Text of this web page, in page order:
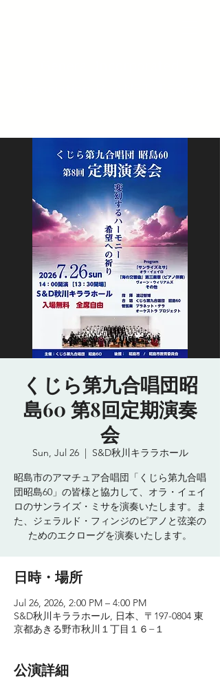
くじら第九合唱団昭
島60 第8回定期演奏
会
Sun, Jul 26
  |
S&D秋川キララホール
昭島市のアマチュア合唱団「くじら第九合唱
団昭島60」の皆様と協力して、オラ・イェイ
ロのサンライズ・ミサを演奏いたします。ま
た、ジェラルド・フィンジのピアノと弦楽の
ためのエクローグを演奏いたします。
日時・場所
Jul 26, 2026, 2:00 PM – 4:00 PM
S&D秋川キララホール, 日本、〒197-0804 東
京都あきる野市秋川１丁目１６−１
公演詳細